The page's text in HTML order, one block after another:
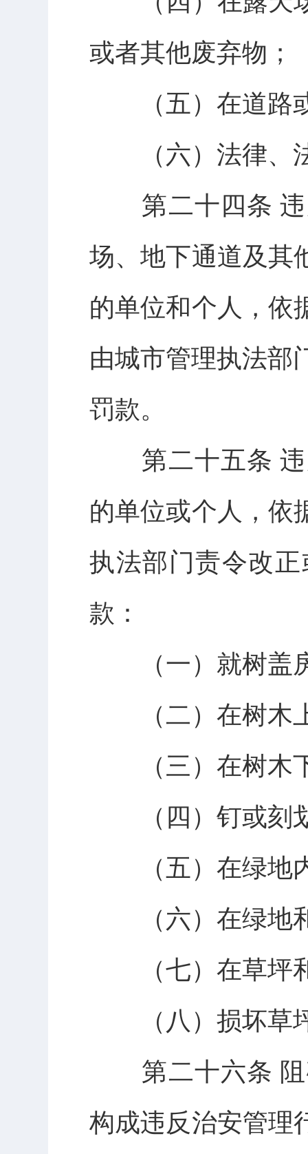
或者其他废弃物；
（五）在道路或
（六）法律、法
第二十四条 违
场、地下通道及其
的单位和个人，依
由城市管理执法部
罚款。
第二十五条 违
的单位或个人，依
执法部门责令改
款：
（一）就树盖房
（二）在树木上
（三）在树木下
（四）钉或刻划
（五）在绿地
（六）在绿地和
（七）在草坪和
（八）损坏草坪
第二十六条 阻
构成违反治安管理